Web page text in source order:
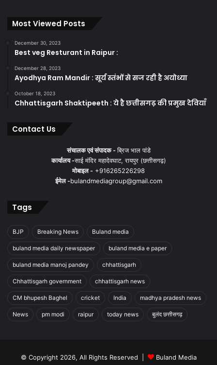
Most Viewed Posts
December 30, 2023
Best veg Resturant in Raipur :
December 28, 2023
Ayodhya Ram Mandir : सूर्य स्तंभों से सज रही है अयोध्या
October 18, 2023
Chhattisgarh Shaktipeeth : ये है छत्तीसगढ़ की प्रमुख देवियाँ
Contact Us
संचालक एवं संपादक -ब्रिज भाल पांडे
कार्यालय -साई मंदिर महादेवघाट, रायपुर (छत्तीसगढ़)
मोबाइल - +916265226298
ईमेल -bulandmediagroup@gmail.com
Tags
BJP Breaking News Buland media
buland media daily newspaper buland media e paper
buland media manoj pandey chhattisgarh
Chhattisgarh government chhattisgarh news
CM bhupesh Baghel cricket India madhya pradesh news
News pm modi raipur today news बुलंद छत्तीसगढ़
© Copyright 2026, All Rights Reserved | Buland Media